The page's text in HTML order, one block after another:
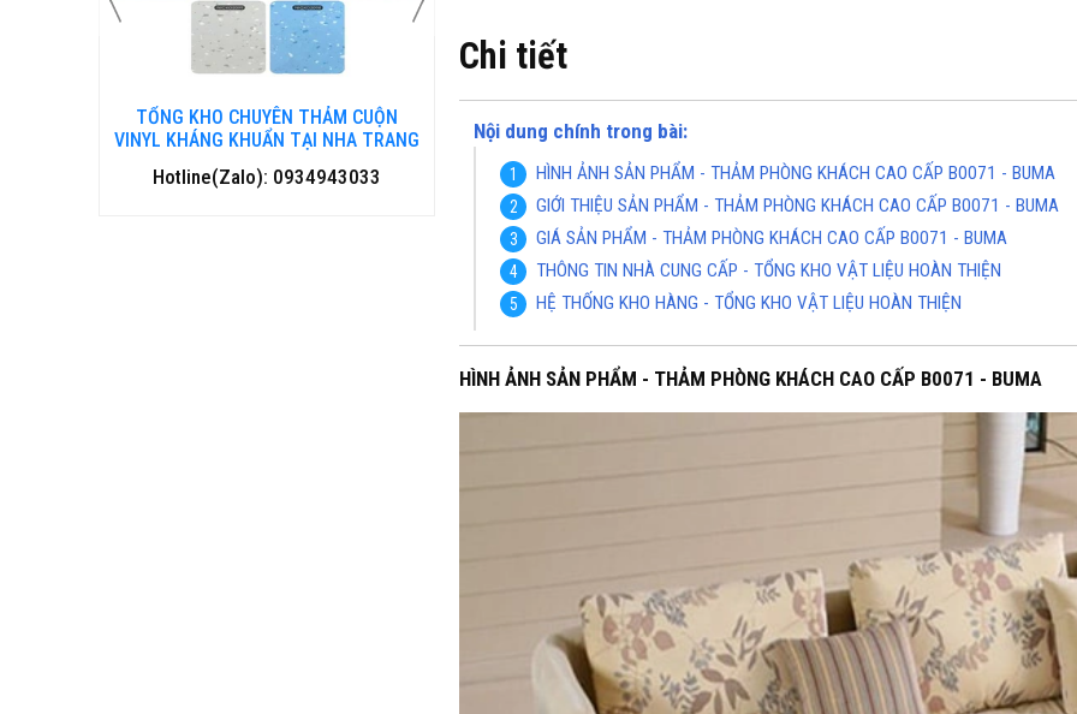
TỔNG KHO CHUYÊN THẢM CUỘN
VINYL KHÁNG KHUẨN TẠI NHA TRANG
Hotline(Zalo): 0934943033
TỔNG KHO CHUYÊN THẢM CUỘN
VINYL KHÁNG KHUẨN TẠI ĐÀ NẴNG
Hotline(Zalo): 0934943033 Hotline(Zalo): 0934943033
Chi tiết
Nội dung chính trong bài:
HÌNH ẢNH SẢN PHẨM - THẢM PHÒNG KHÁCH CAO CẤP B0071 - BUMA
GIỚI THIỆU SẢN PHẨM - THẢM PHÒNG KHÁCH CAO CẤP B0071 - BUMA
GIÁ SẢN PHẨM - THẢM PHÒNG KHÁCH CAO CẤP B0071 - BUMA
THÔNG TIN NHÀ CUNG CẤP - TỔNG KHO VẬT LIỆU HOÀN THIỆN
HỆ THỐNG KHO HÀNG - TỔNG KHO VẬT LIỆU HOÀN THIỆN
HÌNH ẢNH SẢN PHẨM - THẢM PHÒNG KHÁCH CAO CẤP B0071 - BUMA